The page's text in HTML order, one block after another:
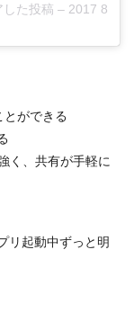
た投稿 – 2017 8
ができる
く、共有が手軽に
リ起動中ずっと明